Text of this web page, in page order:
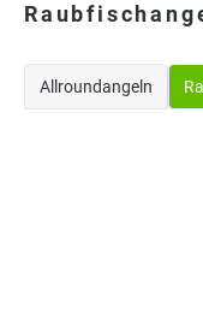
Allroundangeln